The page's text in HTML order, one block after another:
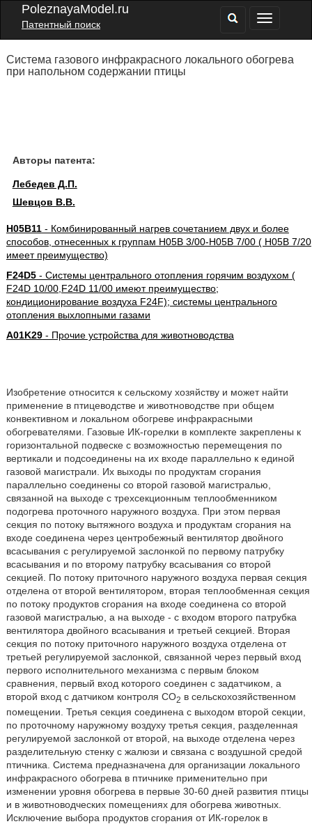
PoleznayaModel.ru
Патентный поиск
Система газового инфракрасного локального обогрева
при напольном содержании птицы
Авторы патента:
Лебедев Д.П.
Шевцов В.В.
H05B11- Комбинированный нагрев сочетанием двух и более
способов, отнесенных к группам H05B 3/00-H05B 7/00 ( H05B 7/20
имеет преимущество)
F24D5- Системы центрального отопления горячим воздухом (
F24D 10/00,F24D 11/00 имеют преимущество;
кондиционирование воздуха F24F); системы центрального
отопления выхлопными газами
A01K29- Прочие устройства для животноводства
Изобретение относится к сельскому хозяйству и может найти
применение в птицеводстве и животноводстве при общем
конвективном и локальном обогреве инфракрасными
обогревателями. Газовые ИК-горелки в комплекте закреплены к
горизонтальной подвеске с возможностью перемещения по
вертикали и подсоединены на их входе параллельно к единой
газовой магистрали. Их выходы по продуктам сгорания
параллельно соединены со второй газовой магистралью,
связанной на выходе с трехсекционным теплообменником
подогрева проточного наружного воздуха. При этом первая
секция по потоку вытяжного воздуха и продуктам сгорания на
входе соединена через центробежный вентилятор двойного
всасывания с регулируемой заслонкой по первому патрубку
всасывания и по второму патрубку всасывания со второй
секцией. По потоку приточного наружного воздуха первая секция
отделена от второй вентилятором, вторая теплообменная секция
по потоку продуктов сгорания на входе соединена со второй
газовой магистралью, а на выходе - с входом второго патрубка
вентилятора двойного всасывания и третьей секцией. Вторая
секция по потоку приточного наружного воздуха отделена от
третьей регулируемой заслонкой, связанной через первый вход
первого исполнительного механизма с первым блоком
сравнения, первый вход которого соединен с задатчиком, а
второй вход с датчиком контроля СО2 в сельскохозяйственном
помещении. Третья секция соединена с выходом второй секции,
по проточному наружному воздуху третья секция, разделенная
регулируемой заслонкой от второй, на выходе отделена через
разделительную стенку с жалюзи и связана с воздушной средой
птичника. Система предназначена для организации локального
инфракрасного обогрева в птичнике применительно при
изменении уровня обогрева в первые 30-60 дней развития птицы
и в животноводческих помещениях для обогрева животных.
Исключение выбора продуктов сгорания от ИК-горелок в